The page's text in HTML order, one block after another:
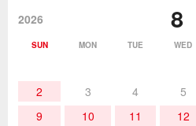
作业用材料 热
作业辅助工具
2026 8
SUN MON TUE WED
2
3 4 5
9
10 11 12